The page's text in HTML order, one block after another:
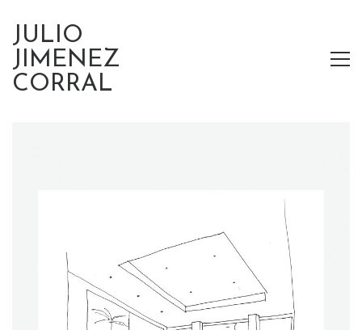
JULIO
JIMENEZ
CORRAL